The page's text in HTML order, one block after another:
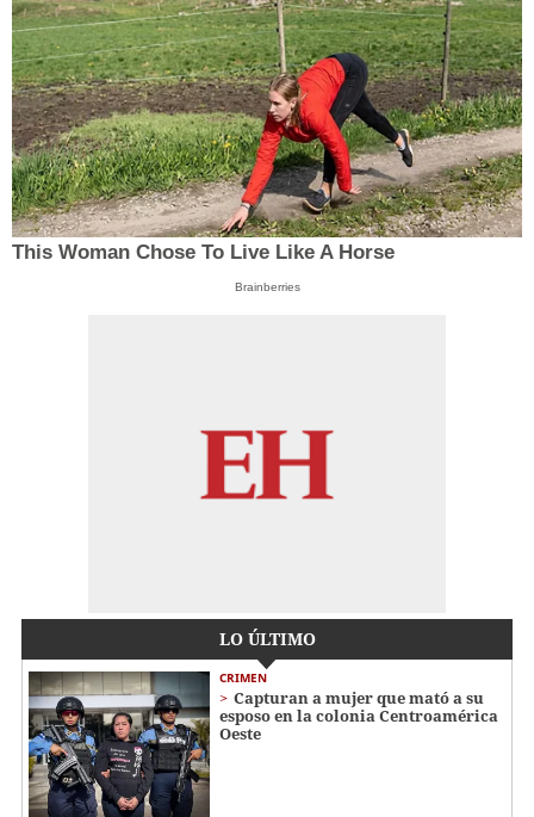
This Woman Chose To Live Like A Horse
Brainberries
LO ÚLTIMO
CRIMEN
Capturan a mujer que mató a su
esposo en la colonia Centroamérica
Oeste